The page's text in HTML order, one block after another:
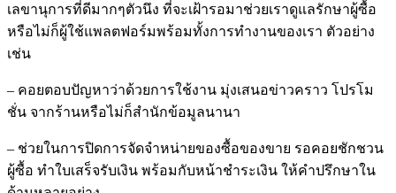
เลขานุการที่ดีมากๆตัวนึง ที่จะเฝ้ารอมาช่วยเราดูแลรักษาผู้ซื้อ
หรือไม่ก็ผู้ใช้แพลตฟอร์มพร้อมทั้งการทำงานของเรา ตัวอย่าง
เช่น
– คอยตอบปัญหาว่าด้วยการใช้งาน มุ่งเสนอข่าวคราว โปรโม
ชั่น จากร้านหรือไม่ก็สำนักข้อมูลนานา
– ช่วยในการปิดการจัดจำหน่ายของซื้อของขาย รอคอยชักชวน
ผู้ซื้อ ทำใบเสร็จรับเงิน พร้อมกับหน้าชำระเงิน ให้คำปรึกษาใน